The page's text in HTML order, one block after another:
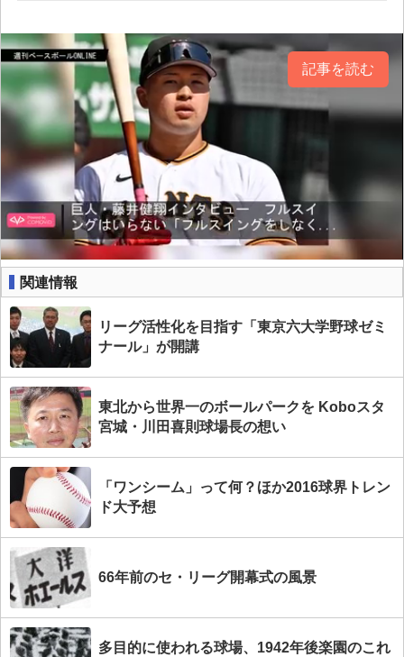
記事を読む
関連情報
リーグ活性化を目指す「東京六大学野球ゼミ
ナール」が開講
東北から世界一のボールパークを Koboスタ
宮城・川田喜則球場長の想い
「ワンシーム」って何？ほか2016球界トレン
ド大予想
66年前のセ・リーグ開幕式の風景
多目的に使われる球場、1942年後楽園のこれ